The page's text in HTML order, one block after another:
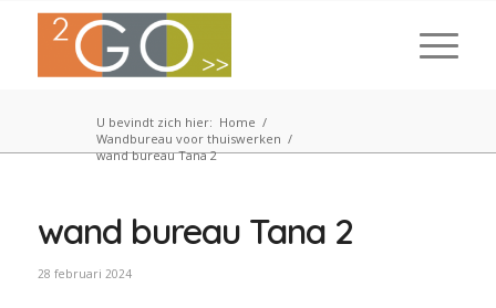
U bevindt zich hier: Home /
Wandbureau voor thuiswerken /
wand bureau Tana 2
wand bureau Tana 2
28 februari 2024